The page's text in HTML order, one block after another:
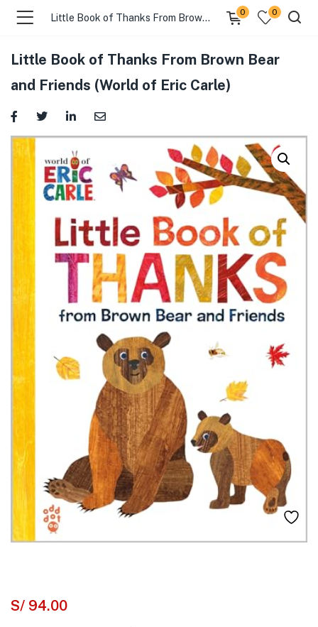
Little Book of Thanks From Brown Bear and Friends (World of Eric Carle)
0 0
Little Book of Thanks From Brown Bear
and Friends (World of Eric Carle)
S/ 94.00